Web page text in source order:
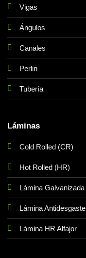
Vigas
Ángulos
Canales
Perlin
Tubería
Láminas
Cold Rolled (CR)
Hot Rolled (HR)
Lámina Galvanizada
Lámina Antidesgaste
Lámina HR Alfajor